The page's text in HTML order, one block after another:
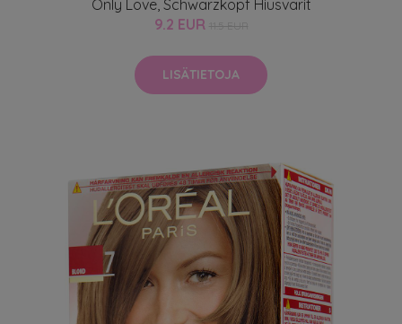
Only Love, Schwarzkopf Hiusvärit
9.2 EUR
LISÄTIETOJA